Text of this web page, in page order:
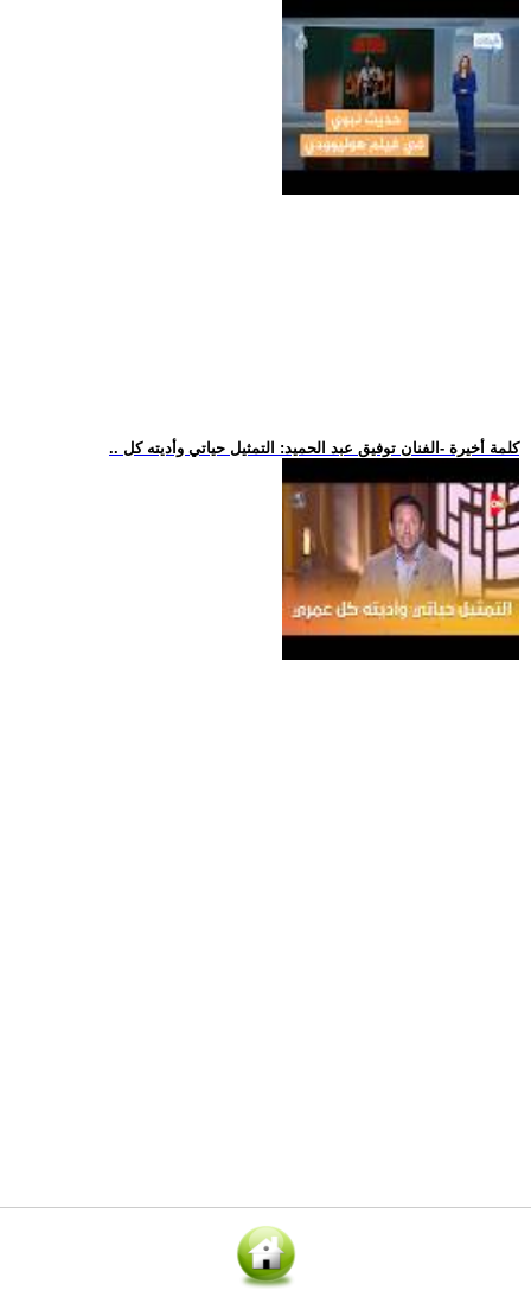
.. كلمة أخيرة -الفنان توفيق عبد الحميد: التمثيل حياتي وأديته كل